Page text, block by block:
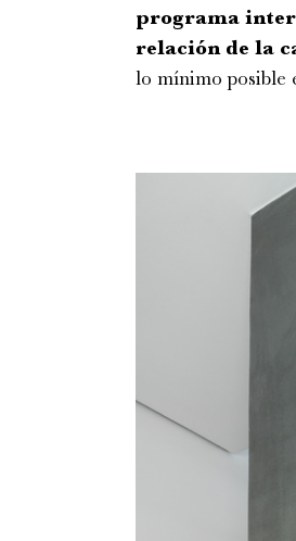
programa
relación de la
lo mínimo posible